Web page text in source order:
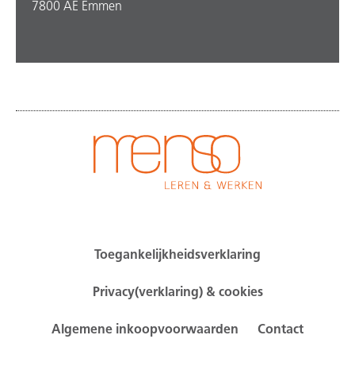
7800 AE Emmen
Toegankelijkheidsverklaring
Privacy(verklaring) & cookies
Algemene inkoopvoorwaarden Contact